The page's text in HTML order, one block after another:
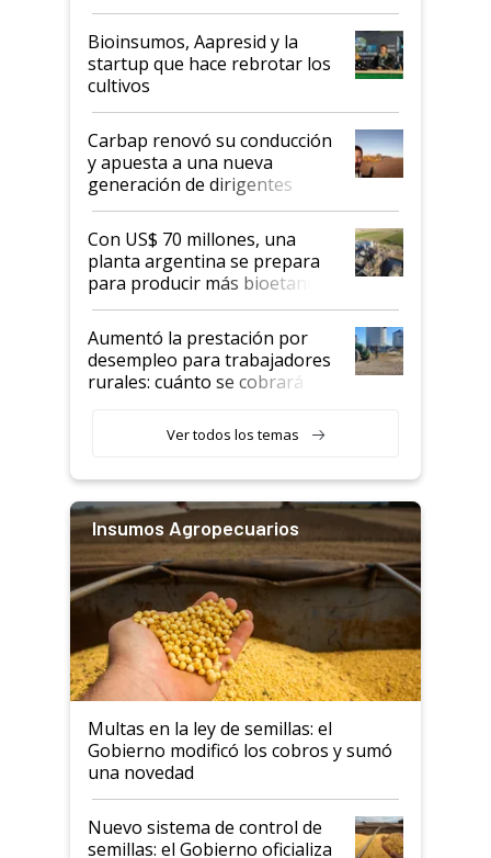
Bioinsumos, Aapresid y la
startup que hace rebrotar los
cultivos
Carbap renovó su conducción
y apuesta a una nueva
generación de dirigentes
rurales
Con US$ 70 millones, una
planta argentina se prepara
para producir más bioetanol
que nunca
Aumentó la prestación por
desempleo para trabajadores
rurales: cuánto se cobrará
Ver todos los temas
Insumos Agropecuarios
Multas en la ley de semillas: el
Gobierno modificó los cobros y sumó
una novedad
Nuevo sistema de control de
semillas: el Gobierno oficializa